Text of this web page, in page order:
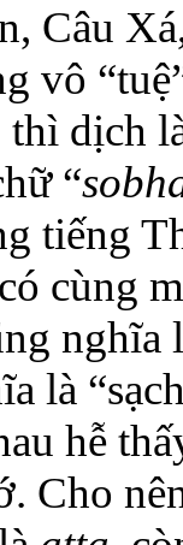
Câu
vô
thì dịch
“
tiếng
cùng
nghĩa
là
hễ
Cho